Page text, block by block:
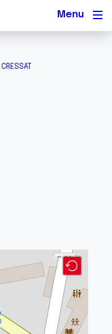
CRESSAT